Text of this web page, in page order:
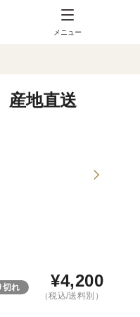
メニュー
産地直送
切れ ¥4,200
（税込/送料別）